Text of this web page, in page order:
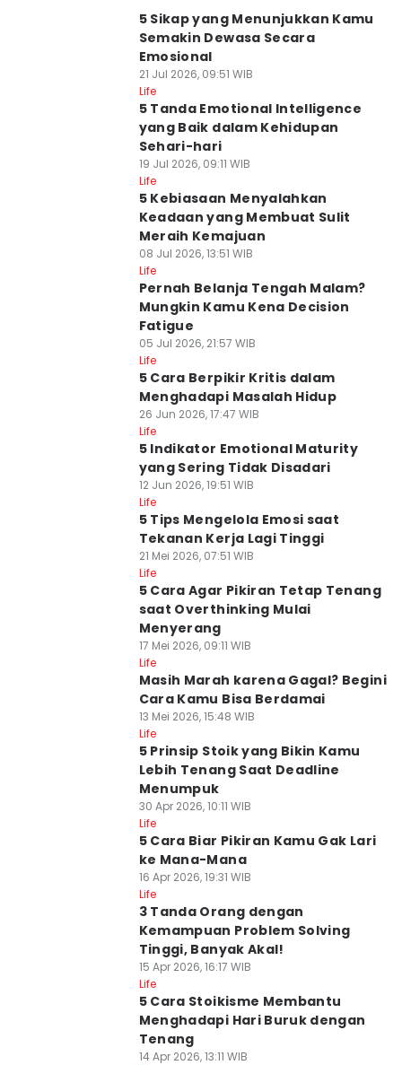
5 Sikap yang Menunjukkan Kamu
Semakin Dewasa Secara
Emosional
21 Jul 2026, 09:51 WIB
Life
5 Tanda Emotional Intelligence
yang Baik dalam Kehidupan
Sehari-hari
19 Jul 2026, 09:11 WIB
Life
5 Kebiasaan Menyalahkan
Keadaan yang Membuat Sulit
Meraih Kemajuan
08 Jul 2026, 13:51 WIB
Life
Pernah Belanja Tengah Malam?
Mungkin Kamu Kena Decision
Fatigue
05 Jul 2026, 21:57 WIB
Life
5 Cara Berpikir Kritis dalam
Menghadapi Masalah Hidup
26 Jun 2026, 17:47 WIB
Life
5 Indikator Emotional Maturity
yang Sering Tidak Disadari
12 Jun 2026, 19:51 WIB
Life
5 Tips Mengelola Emosi saat
Tekanan Kerja Lagi Tinggi
21 Mei 2026, 07:51 WIB
Life
5 Cara Agar Pikiran Tetap Tenang
saat Overthinking Mulai
Menyerang
17 Mei 2026, 09:11 WIB
Life
Masih Marah karena Gagal? Begini
Cara Kamu Bisa Berdamai
13 Mei 2026, 15:48 WIB
Life
5 Prinsip Stoik yang Bikin Kamu
Lebih Tenang Saat Deadline
Menumpuk
30 Apr 2026, 10:11 WIB
Life
5 Cara Biar Pikiran Kamu Gak Lari
ke Mana-Mana
16 Apr 2026, 19:31 WIB
Life
3 Tanda Orang dengan
Kemampuan Problem Solving
Tinggi, Banyak Akal!
15 Apr 2026, 16:17 WIB
Life
5 Cara Stoikisme Membantu
Menghadapi Hari Buruk dengan
Tenang
14 Apr 2026, 13:11 WIB